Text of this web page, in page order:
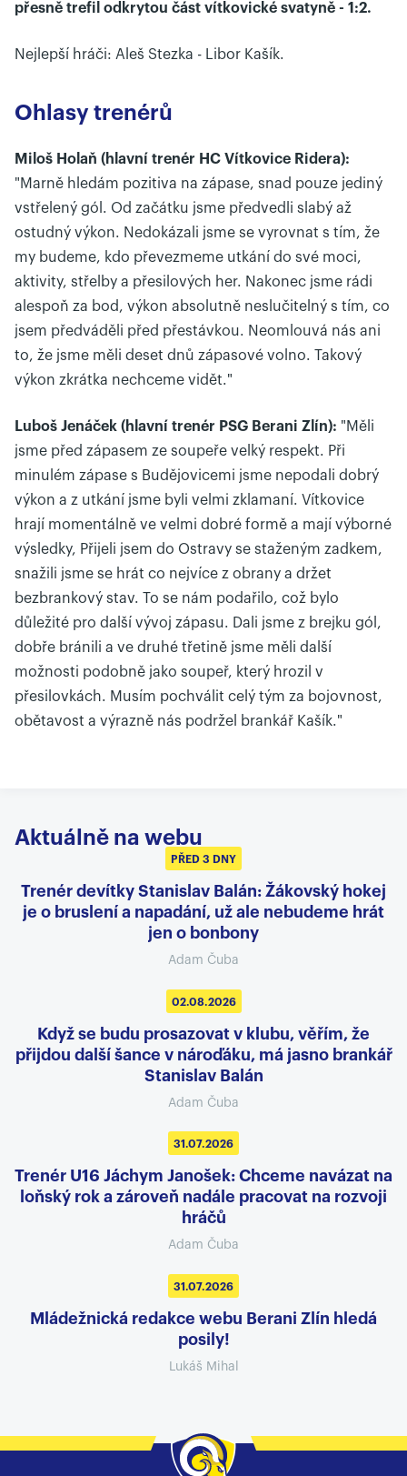
přesně trefil odkrytou část vítkovické svatyně - 1:2.
Nejlepší hráči: Aleš Stezka - Libor Kašík.
Ohlasy trenérů
Miloš Holaň (hlavní trenér HC Vítkovice Ridera):
"Marně hledám pozitiva na zápase, snad pouze jediný
vstřelený gól. Od začátku jsme předvedli slabý až
ostudný výkon. Nedokázali jsme se vyrovnat s tím, že
my budeme, kdo převezmeme utkání do své moci,
aktivity, střelby a přesilových her. Nakonec jsme rádi
alespoň za bod, výkon absolutně neslučitelný s tím, co
jsem předváděli před přestávkou. Neomlouvá nás ani
to, že jsme měli deset dnů zápasové volno. Takový
výkon zkrátka nechceme vidět."
Luboš Jenáček (hlavní trenér PSG Berani Zlín): "Měli
jsme před zápasem ze soupeře velký respekt. Při
minulém zápase s Budějovicemi jsme nepodali dobrý
výkon a z utkání jsme byli velmi zklamaní. Vítkovice
hrají momentálně ve velmi dobré formě a mají výborné
výsledky, Přijeli jsem do Ostravy se staženým zadkem,
snažili jsme se hrát co nejvíce z obrany a držet
bezbrankový stav. To se nám podařilo, což bylo
důležité pro další vývoj zápasu. Dali jsme z brejku gól,
dobře bránili a ve druhé třetině jsme měli další
možnosti podobně jako soupeř, který hrozil v
přesilovkách. Musím pochválit celý tým za bojovnost,
obětavost a výrazně nás podržel brankář Kašík."
Aktuálně na webu
PŘED 3 DNY
Trenér devítky Stanislav Balán: Žákovský hokej
je o bruslení a napadání, už ale nebudeme hrát
jen o bonbony
Adam Čuba
02.08.2026
Když se budu prosazovat v klubu, věřím, že
přijdou další šance v nároďáku, má jasno brankář
Stanislav Balán
Adam Čuba
31.07.2026
Trenér U16 Jáchym Janošek: Chceme navázat na
loňský rok a zároveň nadále pracovat na rozvoji
hráčů
Adam Čuba
31.07.2026
Mládežnická redakce webu Berani Zlín hledá
posily!
Lukáš Mihal